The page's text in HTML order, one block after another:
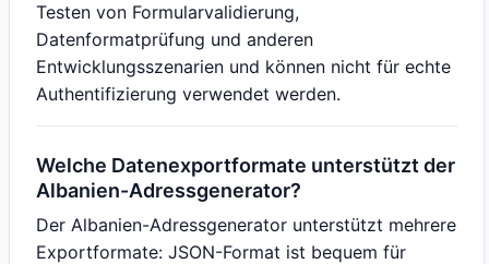
Testen von Formularvalidierung,
Datenformatprüfung und anderen
Entwicklungsszenarien und können nicht für echte
Authentifizierung verwendet werden.
Welche Datenexportformate unterstützt der
Albanien-Adressgenerator?
Der Albanien-Adressgenerator unterstützt mehrere
Exportformate: JSON-Format ist bequem für